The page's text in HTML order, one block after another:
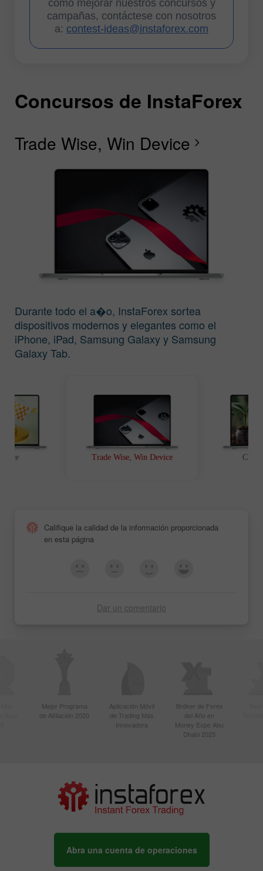
cómo mejorar nuestros concursos y
campañas, contáctese con nosotros
a: contest-ideas@instaforex.com
Concursos de InstaForex
Trade Wise, Win Device chevron_right
Durante todo el a�o, InstaForex sortea
dispositivos modernos y elegantes como el
iPhone, iPad, Samsung Galaxy y Samsung
Galaxy Tab.
Race Trade Wise, Win Device
Califique la calidad de la información proporcionada
en esta página
Dar un comentario
Mejor Programa
de Afiliación 2020
Aplicación Móvil
de Trading Más
Innovadora
Bróker de Forex
del Año en
Money Expo Abu
Dhabi 2025
Abra una cuenta de operaciones